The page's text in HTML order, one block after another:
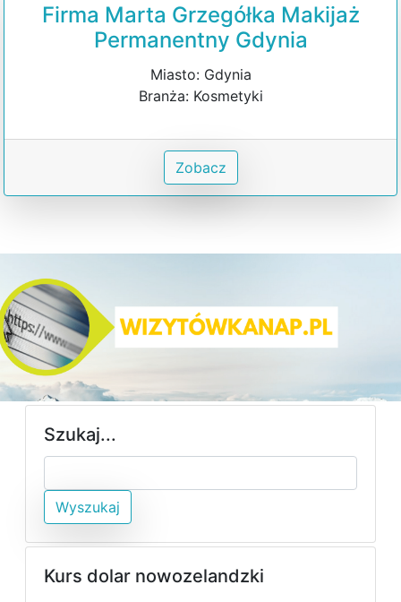
Firma Marta Grzegółka Makijaż
Permanentny Gdynia
Miasto: Gdynia
Branża: Kosmetyki
Zobacz
Szukaj...
Wyszukaj
Kurs dolar nowozelandzki